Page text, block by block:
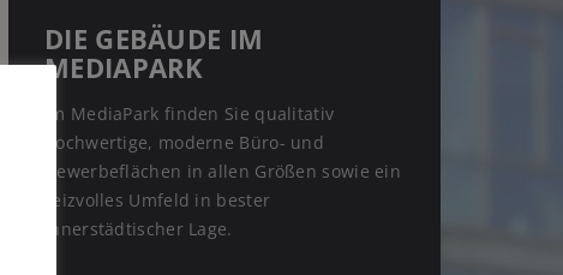
DIE GEBÄUDE IM
MEDIAPARK
Im MediaPark finden Sie qualitativ
hochwertige, moderne Büro- und
Gewerbeflächen in allen Größen sowie ein
reizvolles Umfeld in bester
innerstädtischer Lage.